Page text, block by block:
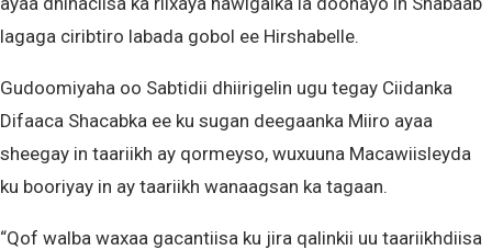
lagaga ciribtiro labada gobol ee Hirshabelle.
Gudoomiyaha oo Sabtidii dhiirigelin ugu tegay Ciidanka
Difaaca Shacabka ee ku sugan deegaanka Miiro ayaa
sheegay in taariikh ay qormeyso, wuxuuna Macawiisleyda
ku booriyay in ay taariikh wanaagsan ka tagaan.
“Qof walba waxaa gacantiisa ku jira qalinkii uu taariikhdiisa